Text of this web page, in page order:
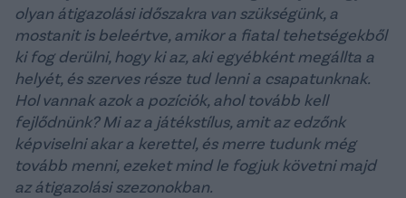
olyan átigazolási időszakra van szükségünk, a
mostanit is beleértve, amikor a fiatal tehetségekből
ki fog derülni, hogy ki az, aki egyébként megállta a
helyét, és szerves része tud lenni a csapatunknak.
Hol vannak azok a pozíciók, ahol tovább kell
fejlődnünk? Mi az a játékstílus, amit az edzőnk
képviselni akar a kerettel, és merre tudunk még
tovább menni, ezeket mind le fogjuk követni majd
az átigazolási szezonokban.